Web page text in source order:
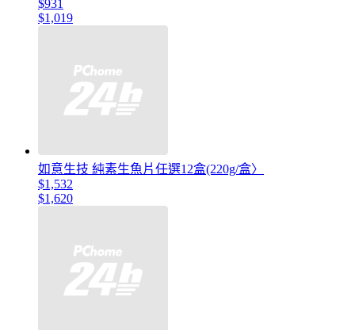
$931
$1,019
如意生技 純素生魚片任選12盒(220g/盒〉
$1,532
$1,620